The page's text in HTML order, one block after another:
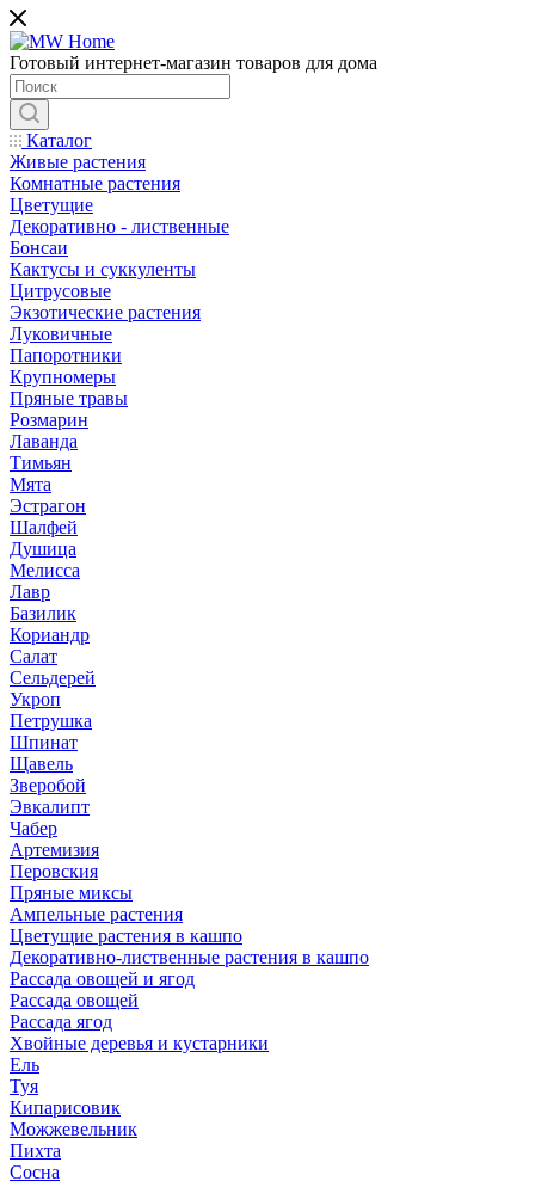
Готовый интернет-магазин товаров для дома
Каталог
Живые растения
Комнатные растения
Цветущие
Декоративно - лиственные
Бонсаи
Кактусы и суккуленты
Цитрусовые
Экзотические растения
Луковичные
Папоротники
Крупномеры
Пряные травы
Розмарин
Лаванда
Тимьян
Мята
Эстрагон
Шалфей
Душица
Мелисса
Лавр
Базилик
Кориандр
Салат
Сельдерей
Укроп
Петрушка
Шпинат
Щавель
Зверобой
Эвкалипт
Чабер
Артемизия
Перовския
Пряные миксы
Ампельные растения
Цветущие растения в кашпо
Декоративно-лиственные растения в кашпо
Рассада овощей и ягод
Рассада овощей
Рассада ягод
Хвойные деревья и кустарники
Ель
Туя
Кипарисовик
Можжевельник
Пихта
Сосна